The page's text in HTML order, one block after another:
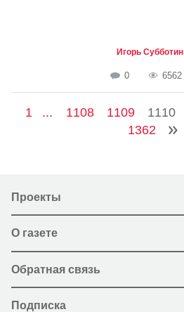
Игорь Субботин
0 6562
1 ... 1108 1109 1110
1362
Проекты
О газете
Обратная связь
Подписка